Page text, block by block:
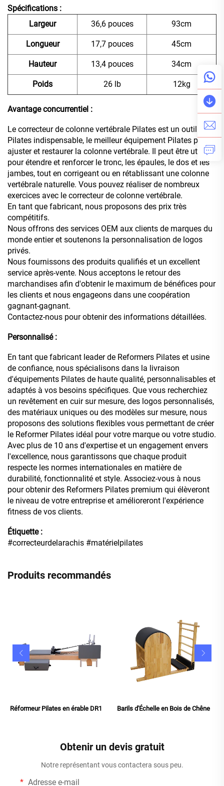
Spécifications :
Largeur
36,6 pouces 93cm
Longueur 17,7 pouces 45cm
Hauteur 13,4 pouces 34cm
Poids 26 lb 12kg
Avantage concurrentiel :
Le correcteur de colonne vertébrale Pilates est un outil
Pilates indispensable, le meilleur équipement Pilates pour
ajuster et restaurer la colonne vertébrale. Il peut être utilisé
pour étendre et renforcer le tronc, les épaules, le dos et les
jambes, tout en corrigeant ou en rétablissant une colonne
vertébrale naturelle. Vous pouvez réaliser de nombreux
exercices avec le correcteur de colonne vertébrale.
En tant que fabricant, nous proposons des prix très
compétitifs.
Nous offrons des services OEM aux clients de marques du
monde entier et soutenons la personnalisation de logos
privés.
Nous fournissons des produits qualifiés et un excellent
service après-vente. Nous acceptons le retour des
marchandises afin d'obtenir le maximum de bénéfices pour
les clients et nous engageons dans une coopération
gagnant-gagnant.
Contactez-nous pour obtenir des informations détaillées.
Personnalisé :
En tant que fabricant leader de Reformers Pilates et usine
de confiance, nous spécialisons dans la livraison
d'équipements Pilates de haute qualité, personnalisables et
adaptés à vos besoins spécifiques. Que vous recherchiez
un revêtement en cuir sur mesure, des logos personnalisés,
des matériaux uniques ou des modèles sur mesure, nous
proposons des solutions flexibles vous permettant de créer
le Reformer Pilates idéal pour votre marque ou votre studio.
Avec plus de 10 ans d'expertise et un engagement envers
l'excellence, nous garantissons que chaque produit
respecte les normes internationales en matière de
durabilité, fonctionnalité et style. Associez-vous à nous
pour obtenir des Reformers Pilates premium qui élèveront
le niveau de votre entreprise et amélioreront l'expérience
fitness de vos clients.
Étiquette :
#correcteurdelarachis #matérielpilates
Produits recommandés
Réformeur Pilates en érable DR1 Barils d'Échelle en Bois de Chêne
Obtenir un devis gratuit
Notre représentant vous contactera sous peu.
Adresse e-mail